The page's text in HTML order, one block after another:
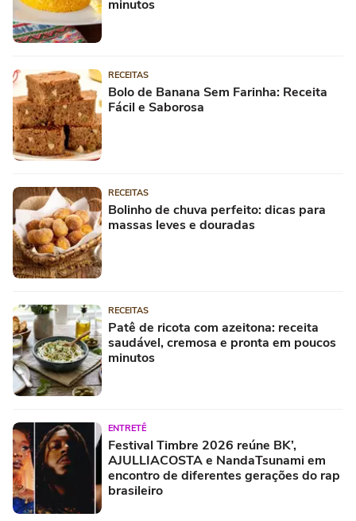
minutos
RECEITAS
Bolo de Banana Sem Farinha: Receita
Fácil e Saborosa
RECEITAS
Bolinho de chuva perfeito: dicas para
massas leves e douradas
RECEITAS
Patê de ricota com azeitona: receita
saudável, cremosa e pronta em poucos
minutos
ENTRETÊ
Festival Timbre 2026 reúne BK’,
AJULLIACOSTA e NandaTsunami em
encontro de diferentes gerações do rap
brasileiro